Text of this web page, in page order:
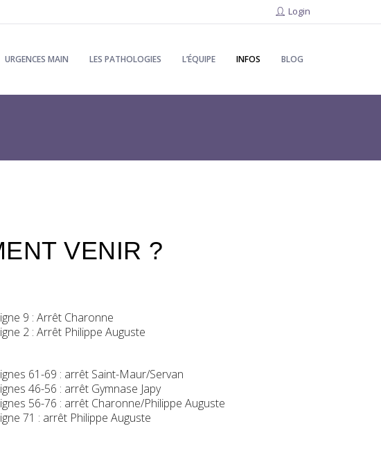
Login
URGENCES MAIN LES PATHOLOGIES L’ÉQUIPE INFOS BLOG
VENIR ?
9 : Arrêt Charonne
2 : Arrêt Philippe Auguste
61-69 : arrêt Saint-Maur/Servan
46-56 : arrêt Gymnase Japy
56-76 : arrêt Charonne/Philippe Auguste
71 : arrêt Philippe Auguste